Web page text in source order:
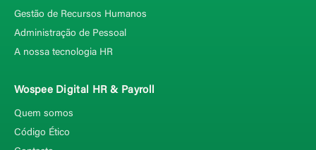
Gestão de Recursos Humanos
Administração de Pessoal
A nossa tecnologia HR
Wospee Digital HR & Payroll
Quem somos
Código Ético